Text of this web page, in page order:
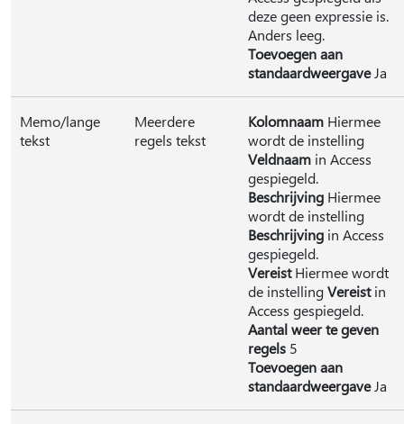
deze geen expressie is.
Anders leeg.
Toevoegen aan
standaardweergaveJa
Memo/lange
tekst
Meerdere
regels tekst
Kolomnaam Hiermee
wordt de instelling
Veldnaam in Access
gespiegeld.
Beschrijving Hiermee
wordt de instelling
Beschrijving in Access
gespiegeld.
VereistHiermee wordt
de instellingVereistin
Access gespiegeld.
Aantal weer te geven
regels 5
Toevoegen aan
standaardweergaveJa